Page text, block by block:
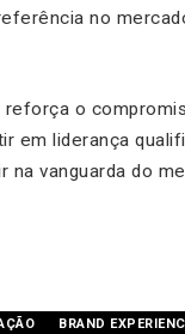
no
reforça o
em liderança
na vanguarda do
BRAND